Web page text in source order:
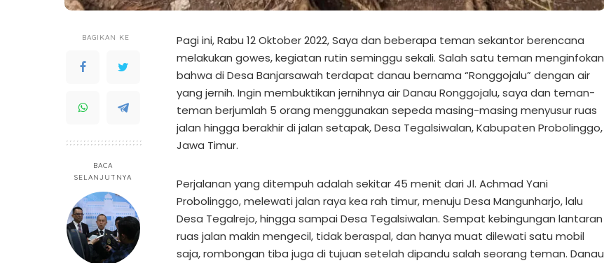
BAGIKAN KE
BACA
SELANJUTNYA
Pagi ini, Rabu 12 Oktober 2022, Saya dan beberapa teman sekantor berencana
melakukan gowes, kegiatan rutin seminggu sekali. Salah satu teman menginfokan
bahwa di Desa Banjarsawah terdapat danau bernama “Ronggojalu” dengan air
yang jernih. Ingin membuktikan jernihnya air Danau Ronggojalu, saya dan teman-
teman berjumlah 5 orang menggunakan sepeda masing-masing menyusur ruas
jalan hingga berakhir di jalan setapak, Desa Tegalsiwalan, Kabupaten Probolinggo,
Jawa Timur.
Perjalanan yang ditempuh adalah sekitar 45 menit dari Jl. Achmad Yani
Probolinggo, melewati jalan raya kea rah timur, menuju Desa Mangunharjo, lalu
Desa Tegalrejo, hingga sampai Desa Tegalsiwalan. Sempat kebingungan lantaran
ruas jalan makin mengecil, tidak beraspal, dan hanya muat dilewati satu mobil
saja, rombongan tiba juga di tujuan setelah dipandu salah seorang teman. Danau